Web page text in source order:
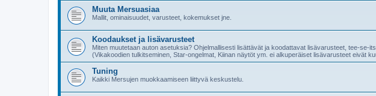
Muuta Mersuasiaa
Mallit, ominaisuudet, varusteet, kokemukset jne.
Koodaukset ja lisävarusteet
Miten muutetaan auton asetuksia? Ohjelmallisesti lisättävät ja koodattavat lisävarusteet, tee-se-
(Vikakoodien tulkitseminen, Star-ongelmat, Kiinan näytöt ym. ei alkuperäiset lisävarusteet eivät
Tuning
Kaikki Mersujen muokkaamiseen liittyvä keskustelu.